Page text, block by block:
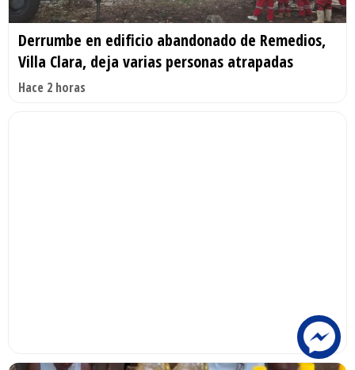
Derrumbe en edificio abandonado de Remedios,
Villa Clara, deja varias personas atrapadas
Hace 2 horas